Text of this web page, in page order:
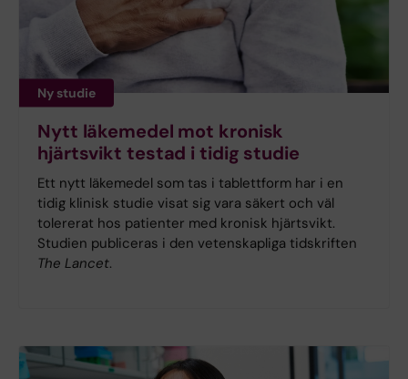
Ny studie
Nytt läkemedel mot kronisk
hjärtsvikt testad i tidig studie
Ett nytt läkemedel som tas i tablettform har i en
tidig klinisk studie visat sig vara säkert och väl
tolererat hos patienter med kronisk hjärtsvikt.
Studien publiceras i den vetenskapliga tidskriften
The Lancet.